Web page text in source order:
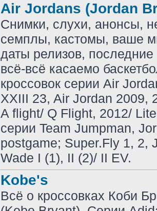
Air Jordans (Jordan
Снимки, слухи, анонсы,
семплы, кастомы, ваше
даты релизов, последние
всё-всё касаемо
кроссовок серии Air
XXIII 23, Air Jordan 2009,
A flight/ Q Flight, 2012/
серии Team Jumpman,
postgame; Super.Fly 1, 2,
Wade I (1), II (2)/ II EV.
Kobe's
Всё о кроссовках Коби